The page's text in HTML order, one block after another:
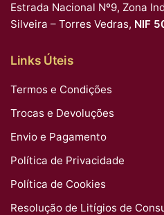
Estrada Nacional Nº9, Zona
Silveira – Torres Vedras, NIF
Links Úteis
Termos e Condições
Trocas e Devoluções
Envio e Pagamento
Política de Privacidade
Política de Cookies
Resolução de Litígios de